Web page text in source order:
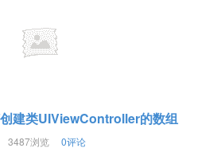
建类UIViewController的数组
3487浏览 0评论